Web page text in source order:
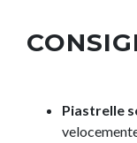
Piastrelle